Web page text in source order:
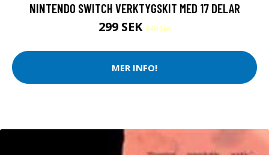
NINTENDO SWITCH VERKTYGSKIT MED 17 DELAR
299 SEK349 SEK
MER INFO!